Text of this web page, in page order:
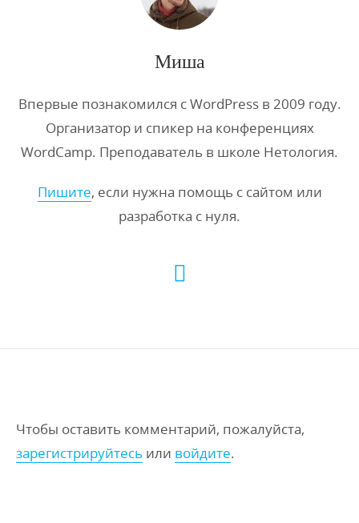
Миша
Впервые познакомился с WordPress в 2009 году.
Организатор и спикер на конференциях
WordCamp. Преподаватель в школе Нетология.
Пишите, если нужна помощь с сайтом или
разработка с нуля.
Чтобы оставить комментарий, пожалуйста,
зарегистрируйтесь или войдите.